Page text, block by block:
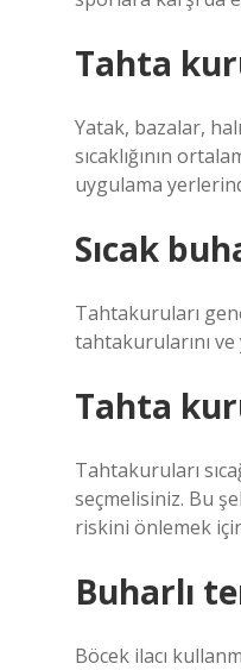
Tahta
Yatak, bazalar,
sıcaklığının
uygulama
Sıcak
Tahtakuruları
tahtakurularını
Tahta
Tahtakuruları
seçmelisiniz. Bu
riskini önlemek
Buharlı
Böcek ilacı